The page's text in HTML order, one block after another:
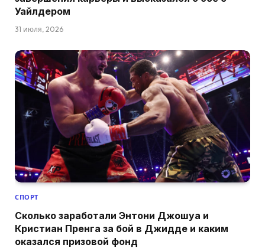
Уайлдером
31 июля, 2026
СПОРТ
Сколько заработали Энтони Джошуа и
Кристиан Пренга за бой в Джидде и каким
оказался призовой фонд